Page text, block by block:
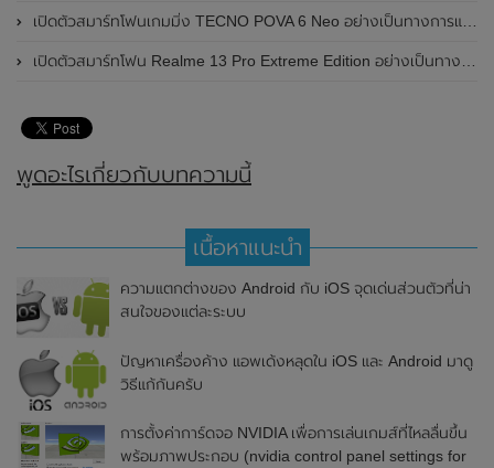
เปิดตัวสมาร์ทโฟนเกมมิ่ง TECNO POVA 6 Neo อย่างเป็นทางการแล้วในประเทศไทย ในราคา 8,499 บาท
เปิดตัวสมาร์ทโฟน Realme 13 Pro Extreme Edition อย่างเป็นทางการแล้วในประเทศจีน
พูดอะไรเกี่ยวกับบทความนี้
เนื้อหาแนะนำ
ความแตกต่างของ Android กับ iOS จุดเด่นส่วนตัวที่น่า
สนใจของแต่ละระบบ
ปัญหาเครื่องค้าง แอพเด้งหลุดใน iOS และ Android มาดู
วิธีแก้กันครับ
การตั้งค่าการ์ดจอ NVIDIA เพื่อการเล่นเกมส์ที่ไหลลื่นขึ้น
พร้อมภาพประกอบ (nvidia control panel settings for